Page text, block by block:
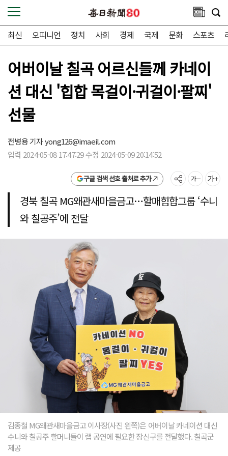
최신 오피니언 정치 사회 경제 국제 문화 스포츠
어버이날 칠곡 어르신들께 카네이
션 대신 '힙합 목걸이·귀걸이·팔찌'
선물
전병용 기자yong126@imaeil.com
입력 2024-05-08 17:47:29 수정 2024-05-09 20:14:52
구글 검색 선호 출처로 추가
경북 칠곡 MG왜관새마을금고…할매힙합그룹 ‘수니
와 칠공주’에 전달
김종철 MG왜관새마을금고 이사장(사진 왼쪽)은 어버이날 카네이션 대신
수니와 칠공주 할머니들이 랩 공연에 필요한 장신구를 전달했다. 칠곡군
제공